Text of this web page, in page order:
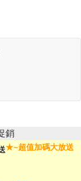
銷
★~超值加碼大放送